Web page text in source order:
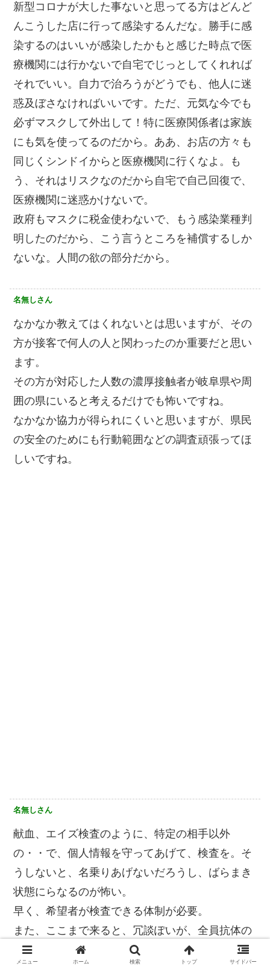
新型コロナが大した事ないと思ってる方はどんど
んこうした店に行って感染するんだな。勝手に感
染するのはいいが感染したかもと感じた時点で医
療機関には行かないで自宅でじっとしてくれれば
それでいい。自力で治ろうがどうでも、他人に迷
惑及ぼさなければいいです。ただ、元気な今でも
必ずマスクして外出して！特に医療関係者は家族
にも気を使ってるのだから。ああ、お店の方々も
同じくシンドイからと医療機関に行くなよ。も
う、それはリスクなのだから自宅で自己回復で、
医療機関に迷惑かけないで。
政府もマスクに税金使わないで、もう感染業種判
明したのだから、こう言うところを補償するしか
ないな。人間の欲の部分だから。
名無しさん
なかなか教えてはくれないとは思いますが、その
方が接客で何人の人と関わったのか重要だと思い
ます。
その方が対応した人数の濃厚接触者が岐阜県や周
囲の県にいると考えるだけでも怖いですね。
なかなか協力が得られにくいと思いますが、県民
の安全のためにも行動範囲などの調査頑張ってほ
しいですね。
名無しさん
献血、エイズ検査のように、特定の相手以外
の・・で、個人情報を守ってあげて、検査を。そ
うしないと、名乗りあげないだろうし、ばらまき
状態にらなるのが怖い。
早く、希望者が検査できる体制が必要。
また、ここまで来ると、冗談ぽいが、全員抗体の
店など、安心できる店が必要になるかも。こんな
メニュー ホーム 検索 トップ サイドバー